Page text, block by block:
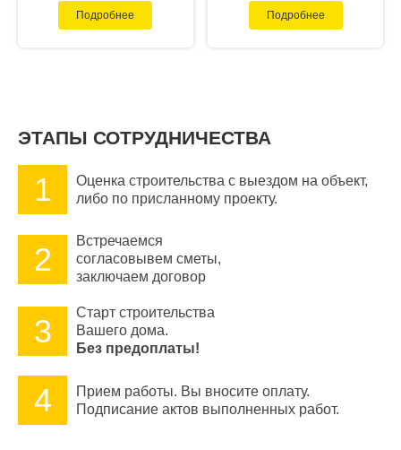
Подробнее Подробнее
ЭТАПЫ СОТРУДНИЧЕСТВА
1
Оценка строительства с выездом на объект,
либо по присланному проекту.
2
Встречаемся
согласовывем сметы,
заключаем договор
3
Старт строительства
Вашего дома.
Без предоплаты!
4
Прием работы. Вы вносите оплату.
Подписание актов выполненных работ.